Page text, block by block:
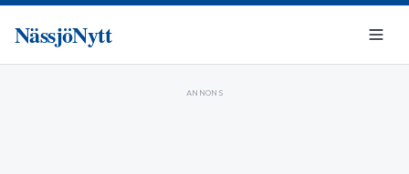
NässjöNytt
ANNONS